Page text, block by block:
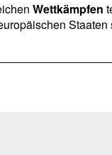
Wettkämpfen